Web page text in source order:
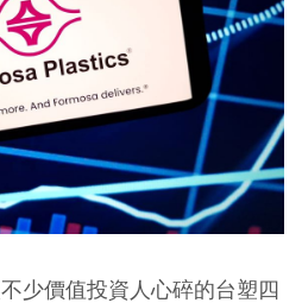
少價值投資人心碎的台塑四